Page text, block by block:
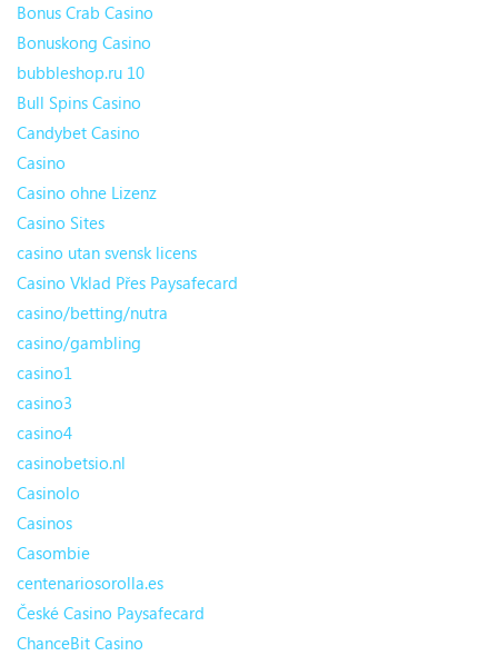
Bonus Crab Casino
Bonuskong Casino
bubbleshop.ru 10
Bull Spins Casino
Candybet Casino
Casino
Casino ohne Lizenz
Casino Sites
casino utan svensk licens
Casino Vklad Přes Paysafecard
casino/betting/nutra
casino/gambling
casino1
casino3
casino4
casinobetsio.nl
Casinolo
Casinos
Casombie
centenariosorolla.es
České Casino Paysafecard
ChanceBit Casino